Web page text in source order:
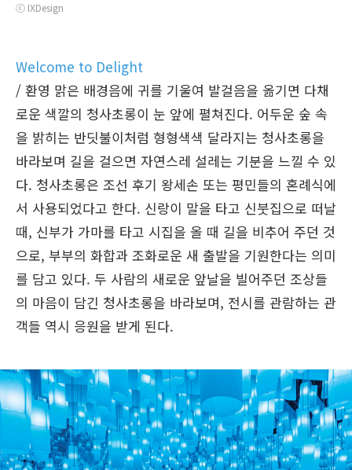
ⓒ IXDesign
Welcome to Delight
/ 환영 맑은 배경음에 귀를 기울여 발걸음을 옮기면 다채
로운 색깔의 청사초롱이 눈 앞에 펼쳐진다. 어두운 숲 속
을 밝히는 반딧불이처럼 형형색색 달라지는 청사초롱을
바라보며 길을 걸으면 자연스레 설레는 기분을 느낄 수 있
다. 청사초롱은 조선 후기 왕세손 또는 평민들의 혼례식에
서 사용되었다고 한다. 신랑이 말을 타고 신붓집으로 떠날
때, 신부가 가마를 타고 시집을 올 때 길을 비추어 주던 것
으로, 부부의 화합과 조화로운 새 출발을 기원한다는 의미
를 담고 있다. 두 사람의 새로운 앞날을 빌어주던 조상들
의 마음이 담긴 청사초롱을 바라보며, 전시를 관람하는 관
객들 역시 응원을 받게 된다.